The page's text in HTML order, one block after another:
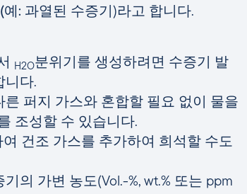
: 과열된 수증기 )라고 합니다.
H2O분위기를 생성하려면 수증기 발
니다.
퍼지 가스와 혼합할 필요 없이 물을
조성할 수 있습니다.
건조 가스를 추가하여 희석할 수도
의 가변 농도(Vol.-%, wt.% 또는 ppm